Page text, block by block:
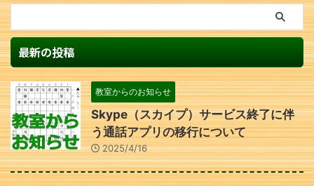
最新の投稿
教室からのお知らせ
Skype（スカイプ）サービス終了に伴
う通話アプリの移行について
2025/4/16